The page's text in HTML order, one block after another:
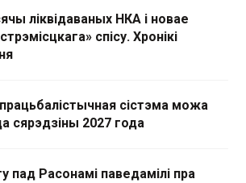
ліквідаваных НКА і новае
спісу. Хронікі
сістэма можа
сярэдзіны 2027 года
пад Расонамі паведамілі пра